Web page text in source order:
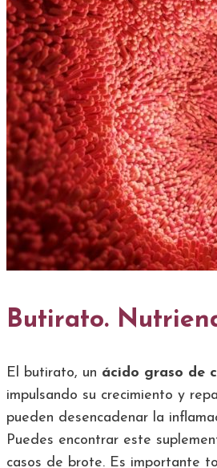
Butirato.
El butirato, un ácido graso de
impulsando su crecimiento y
pueden desencadenar la
Puedes encontrar este
casos de brote. Es importante